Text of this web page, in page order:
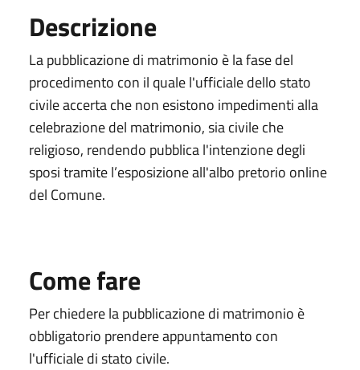
Descrizione
La pubblicazione di matrimonio è la fase del
procedimento con il quale l'ufficiale dello stato
civile accerta che non esistono impedimenti alla
celebrazione del matrimonio, sia civile che
religioso, rendendo pubblica l'intenzione degli
sposi tramite l’esposizione all'albo pretorio online
del Comune.
Come fare
Per chiedere la pubblicazione di matrimonio è
obbligatorio prendere appuntamento con
l'ufficiale di stato civile.